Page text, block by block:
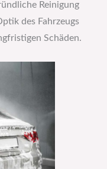
Reinigung
des Fahrzeugs
Schäden.